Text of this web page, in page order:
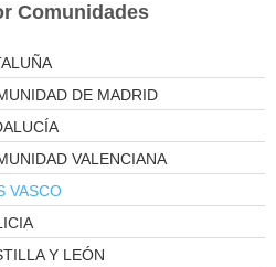
Comunidades
DE MADRID
VALENCIANA
VASCO
Y LEÓN